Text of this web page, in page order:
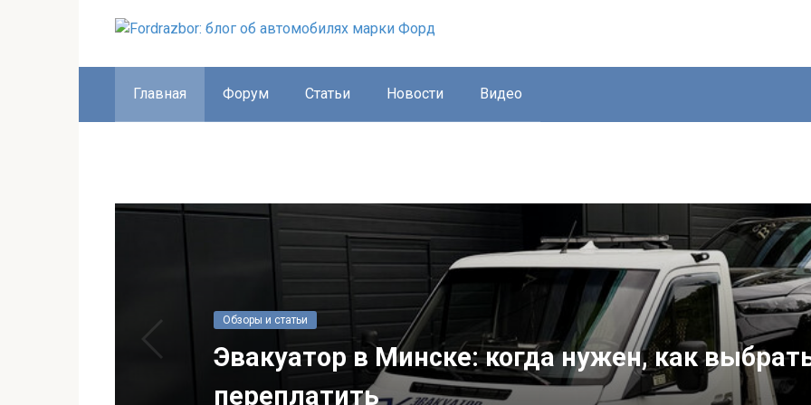
Главная Форум Статьи Новости Видео
Обзоры и статьи
Эвакуатор в Минске: когда нужен, как
переплатить